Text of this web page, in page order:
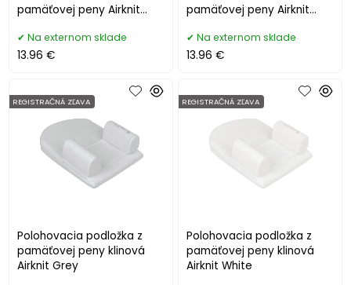
pamäťovej peny Airknit
Na externom sklade
13.96 €
pamäťovej peny Airknit
Na externom sklade
13.96 €
Polohovacia podložka z
pamäťovej peny klinová
Airknit Grey
REGISTRAČNÁ ZĽAVA
Polohovacia podložka z
pamäťovej peny klinová
Airknit White
REGISTRAČNÁ ZĽAVA